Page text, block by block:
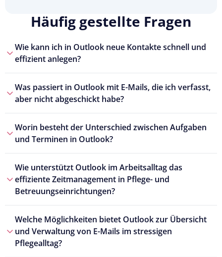
Häufig gestellte Fragen
Wie kann ich in Outlook neue Kontakte schnell und
effizient anlegen?
Was passiert in Outlook mit E-Mails, die ich verfasst,
aber nicht abgeschickt habe?
Worin besteht der Unterschied zwischen Aufgaben
und Terminen in Outlook?
Wie unterstützt Outlook im Arbeitsalltag das
effiziente Zeitmanagement in Pflege- und
Betreuungseinrichtungen?
Welche Möglichkeiten bietet Outlook zur Übersicht
und Verwaltung von E-Mails im stressigen
Pflegealltag?